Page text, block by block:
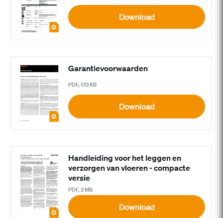
Download
Garantievoorwaarden
PDF, 513 KB
Download
Handleiding voor het leggen en
verzorgen van vloeren - compacte
versie
PDF, 2 MB
Download